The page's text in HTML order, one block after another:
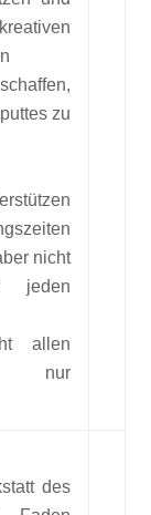
zu
nicht
jeden
allen
nur
des